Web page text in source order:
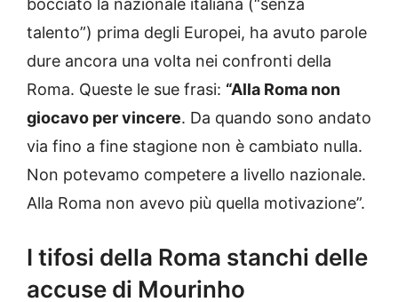
bocciato la nazionale italiana (“senza
talento”) prima degli Europei, ha avuto parole
dure ancora una volta nei confronti della
Roma. Queste le sue frasi: “Alla Roma non
giocavo per vincere. Da quando sono andato
via fino a fine stagione non è cambiato nulla.
Non potevamo competere a livello nazionale.
Alla Roma non avevo più quella motivazione”.
I tifosi della Roma stanchi delle
accuse di Mourinho